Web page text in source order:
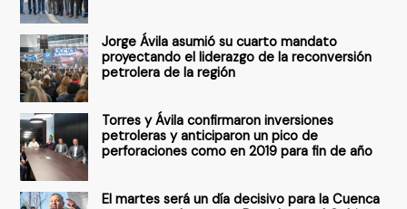
r
:
Jorge Ávila asumió su cuarto mandato
proyectando el liderazgo de la reconversión
petrolera de la región
Torres y Ávila confirmaron inversiones
petroleras y anticiparon un pico de
perforaciones como en 2019 para fin de año
El martes será un día decisivo para la Cuenca